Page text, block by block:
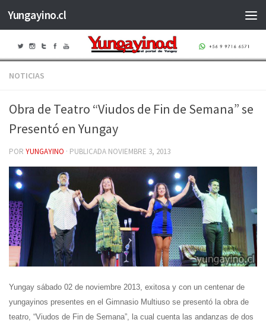
Saltar al contenido
Yungayino.cl
NOTICIAS
Obra de Teatro “Viudos de Fin de Semana” se
Presentó en Yungay
POR YUNGAYINO · PUBLICADA NOVIEMBRE 3, 2013
Yungay sábado 02 de noviembre 2013, exitosa y con un centenar de
yungayinos presentes en el Gimnasio Multiuso se presentó la obra de
teatro, “Viudos de Fin de Semana”, la cual cuenta las andanzas de dos